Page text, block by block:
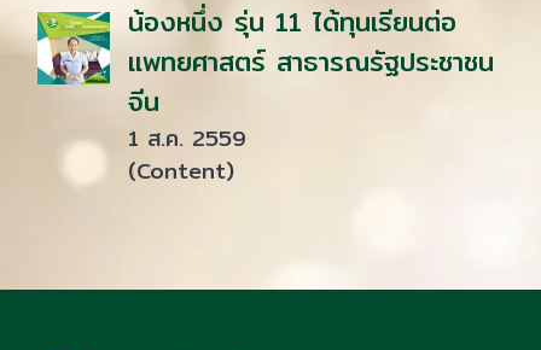
น้องหนึ่ง รุ่น 11 ได้ทุนเรียนต่อ
แพทยศาสตร์ สาธารณรัฐประชาชน
จีน
1 ส.ค. 2559
(Content)